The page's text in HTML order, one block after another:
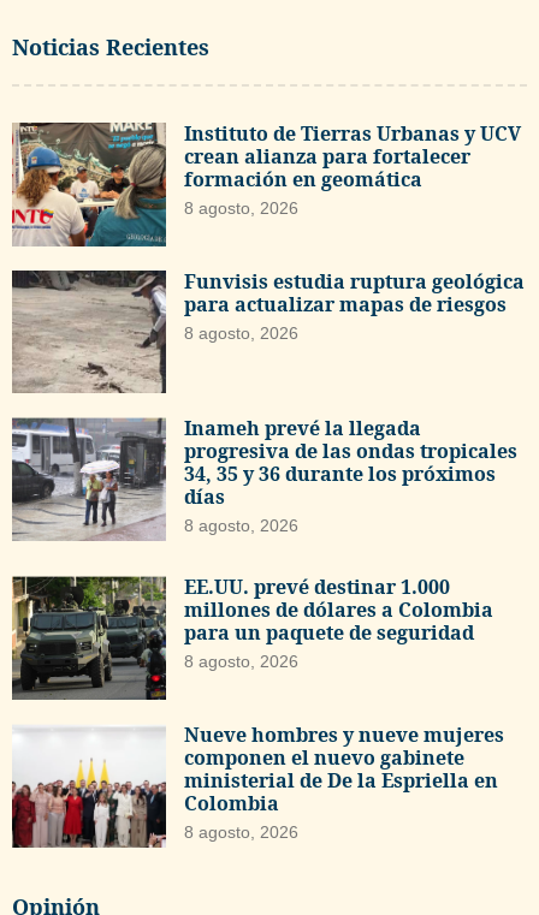
Noticias Recientes
Instituto de Tierras Urbanas y UCV
crean alianza para fortalecer
formación en geomática
8 agosto, 2026
Funvisis estudia ruptura geológica
para actualizar mapas de riesgos
8 agosto, 2026
Inameh prevé la llegada
progresiva de las ondas tropicales
34, 35 y 36 durante los próximos
días
8 agosto, 2026
EE.UU. prevé destinar 1.000
millones de dólares a Colombia
para un paquete de seguridad
8 agosto, 2026
Nueve hombres y nueve mujeres
componen el nuevo gabinete
ministerial de De la Espriella en
Colombia
8 agosto, 2026
Opinión